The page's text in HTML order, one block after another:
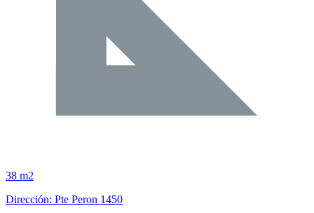
38 m2
Dirección: Pte Peron 1450